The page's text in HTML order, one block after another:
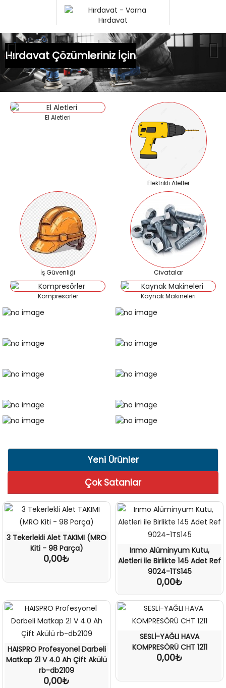
Hırdavat Çözümleriniz İçin
El Aletleri
Elektrikli Aletler
İş Güvenliği Civatalar
Kompresörler Kaynak Makineleri
Yeni Ürünler
Çok Satanlar
3 Tekerlekli Alet TAKIMI (MRO
Kiti - 98 Parça)
0,00₺
Irımo Alüminyum Kutu,
Aletleri ile Birlikte 145 Adet Ref
9024-1TS145
0,00₺
HAISPRO Profesyonel Darbeli
Matkap 21 V 4.0 Ah Çift Akülü
rb-db2109
0,00₺
SESLİ-YAĞLI HAVA
KOMPRESÖRÜ CHT 1211
0,00₺